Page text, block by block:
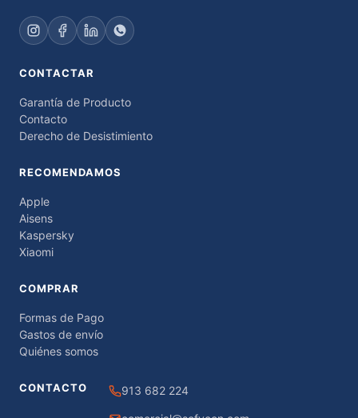
CONTACTAR
Garantía de Producto
Contacto
Derecho de Desistimiento
RECOMENDAMOS
Apple
Aisens
Kaspersky
Xiaomi
COMPRAR
Formas de Pago
Gastos de envío
Quiénes somos
CONTACTO 913 682 224